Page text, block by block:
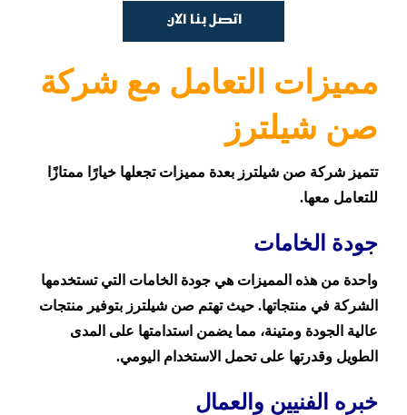
اتصل بنا الان
مميزات التعامل مع شركة
صن شيلترز
تتميز شركة صن شيلترز بعدة مميزات تجعلها خيارًا ممتازًا
للتعامل معها.
جودة الخامات
واحدة من هذه المميزات هي جودة الخامات التي تستخدمها
الشركة في منتجاتها. حيث تهتم صن شيلترز بتوفير منتجات
عالية الجودة ومتينة، مما يضمن استدامتها على المدى
الطويل وقدرتها على تحمل الاستخدام اليومي.
خبره الفنيين والعمال